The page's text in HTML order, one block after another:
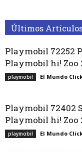
Últimos
Playmobil 72252
Playmobil hi! Zoo
playmobil El Mundo
Playmobil 72402
Playmobil hi! Zoo
playmobil El Mundo